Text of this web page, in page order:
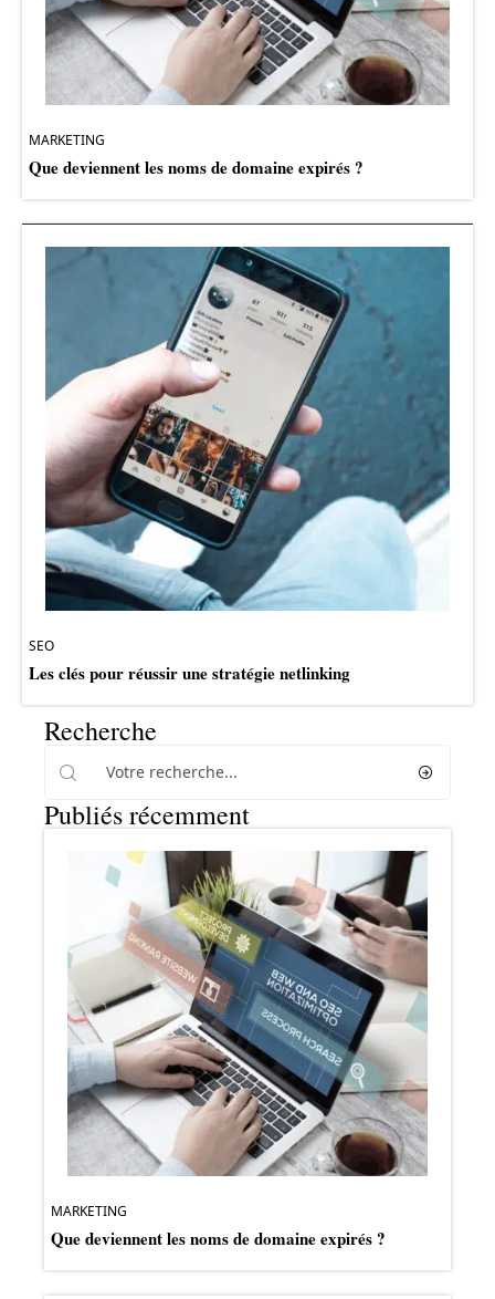
MARKETING
Que deviennent les noms de domaine expirés ?
SEO
Les clés pour réussir une stratégie netlinking
Recherche
Publiés récemment
MARKETING
Que deviennent les noms de domaine expirés ?